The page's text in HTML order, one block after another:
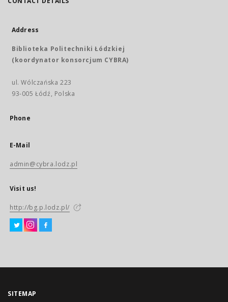
Address
Biblioteka Politechniki Łódzkiej
(koordynator konsorcjum CYBRA)
ul. Wólczańska 223
93-005 Łódź, Polska
Phone
E-Mail
admin@cybra.lodz.pl
Visit us!
http://bg.p.lodz.pl/
SITEMAP